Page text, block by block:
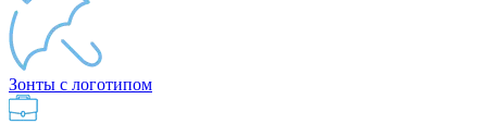
Зонты с логотипом